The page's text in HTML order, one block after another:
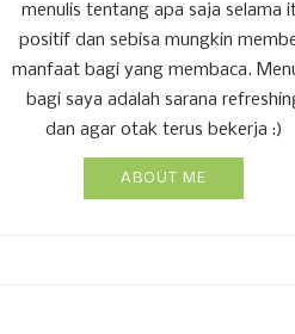
menulis tentang apa saja selama
positif dan sebisa mungkin
manfaat bagi yang membaca.
bagi saya adalah sarana
dan agar otak terus bekerja :)
ABOUT ME